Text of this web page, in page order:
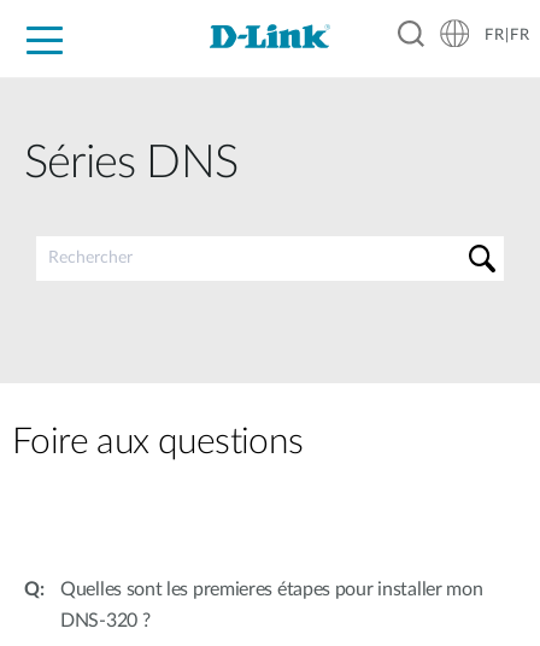
FR|FR
Séries DNS
Foire aux questions
Quelles sont les premieres étapes pour installer mon
DNS-320 ?